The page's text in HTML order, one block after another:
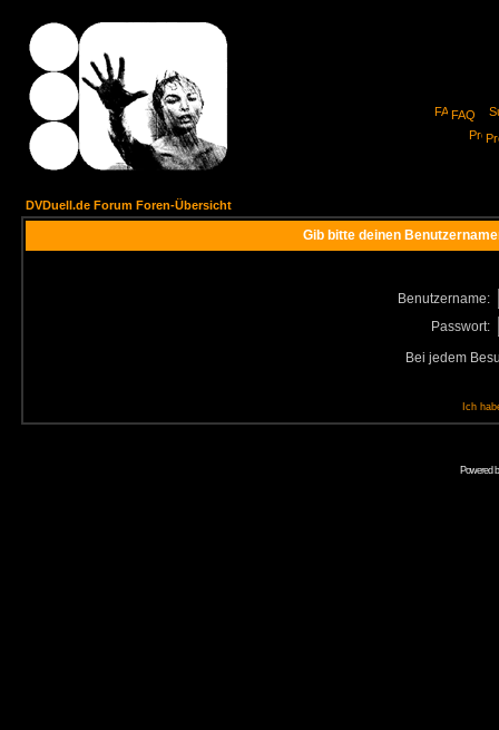
FAQ
DVDuell.de Forum Foren-Übersicht
Gib bitte deinen
Benutzername:
Passwort:
Bei jedem
Ich
Powered